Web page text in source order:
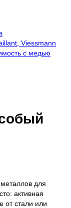
Viessmann
с медью
для
активная
от стали или